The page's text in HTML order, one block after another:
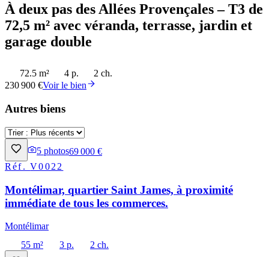
À deux pas des Allées Provençales – T3 de
72,5 m² avec véranda, terrasse, jardin et
garage double
72.5 m² 4 p.
2 ch.
230 900 €Voir le bien
Autres biens
5 photos69 000 €
Réf.V0022
Montélimar, quartier Saint James, à proximité
immédiate de tous les commerces.
Montélimar
55 m²
3 p.
2 ch.